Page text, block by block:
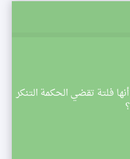
فلتة تقضي الحكمة التنكر